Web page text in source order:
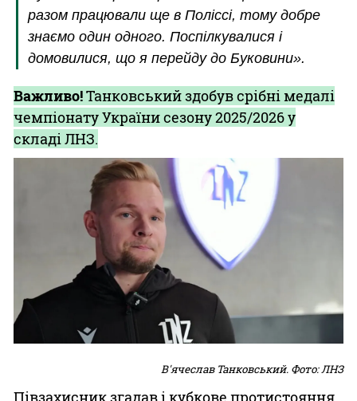
разом працювали ще в Поліссі, тому добре
знаємо один одного. Поспілкувалися і
домовилися, що я перейду до Буковини».
Важливо!Танковський здобув срібні медалі
чемпіонату України сезону 2025/2026 у
складі ЛНЗ.
В'ячеслав Танковський. Фото: ЛНЗ
Півзахисник згадав і кубкове протистояння